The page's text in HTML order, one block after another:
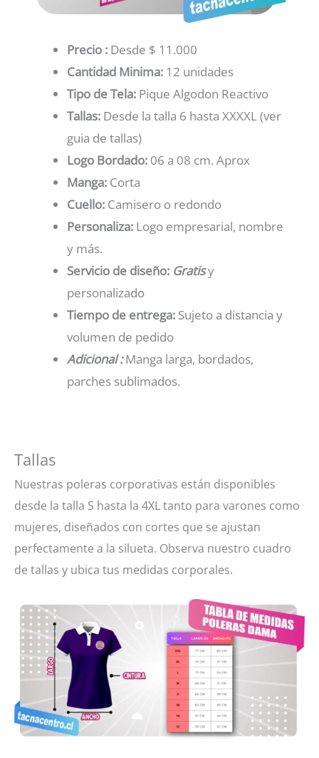
Precio :Desde $ 11.000
Cantidad Minima:12 unidades
Tipo de Tela:Pique Algodon Reactivo
Tallas: Desde la talla 6 hasta XXXXL (ver
guia de tallas)
Logo Bordado:06 a 08 cm. Aprox
Manga:Corta
Cuello:Camisero o redondo
Personaliza:Logo empresarial, nombre
y más.
Servicio de diseño: Gratisy
personalizado
Tiempo de entrega:Sujeto a distancia y
volumen de pedido
Adicional :Manga larga, bordados,
parches sublimados.
Tallas
Nuestras poleras corporativas están disponibles
desde la talla S hasta la 4XL tanto para varones como
mujeres, diseñados con cortes que se ajustan
perfectamente a la silueta. Observa nuestro cuadro
de tallas y ubica tus medidas corporales.